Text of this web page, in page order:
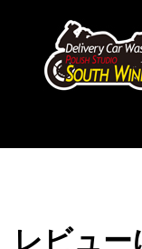
ス
レビュー